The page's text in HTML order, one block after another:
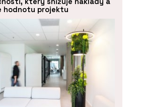
hodnotu projektu